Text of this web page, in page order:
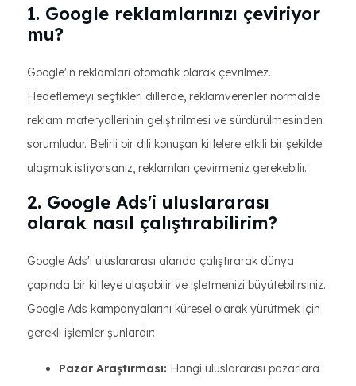
1. Google reklamlarınızı çeviriyor
mu?
Google'ın reklamları otomatik olarak çevrilmez.
Hedeflemeyi seçtikleri dillerde, reklamverenler normalde
reklam materyallerinin geliştirilmesi ve sürdürülmesinden
sorumludur. Belirli bir dili konuşan kitlelere etkili bir şekilde
ulaşmak istiyorsanız, reklamları çevirmeniz gerekebilir.
2. Google Ads'i uluslararası
olarak nasıl çalıştırabilirim?
Google Ads'i uluslararası alanda çalıştırarak dünya
çapında bir kitleye ulaşabilir ve işletmenizi büyütebilirsiniz.
Google Ads kampanyalarını küresel olarak yürütmek için
gerekli işlemler şunlardır:
Pazar Araştırması: Hangi uluslararası pazarlara